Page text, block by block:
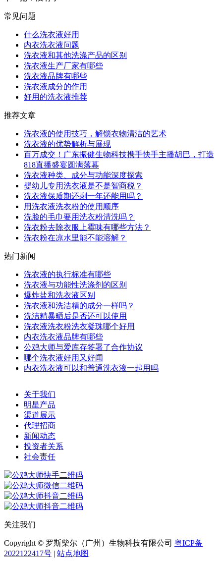
常见问题
什么洗衣液好用
内衣洗衣液问题
洗衣液和其他洗涤产品的区别
洗衣液生产厂家有哪些
洗衣液品牌有哪些
洗衣液成分的作用
好用的洗衣液推荐
推荐文章
洗衣液的使用技巧，解锁衣物清洁的艺术
洗衣液的优势解析与展现
百万成交！广东振健生物科技携手快手主播胡巴，打造
818直播盛宴圆满落幕
洗衣液种类、成分与功能深度探索
婴幼儿专用洗衣液是不是智商税？
洗衣液保质期还剩一年还能用吗？
用洗衣液洗衣粉的使用顺序
洗脸的毛巾要用洗衣粉清洗吗？
洗衣粉去除衣服上霉味有哪些方法？
洗衣粉在凉水里能不能溶解？
热门新闻
洗衣液的执行标准有哪些
洗衣液与功能性洗涤剂的区别
爆炸盐和洗衣液区别
洗衣液和洗洁精的成分一样吗？
洗洁精暴晒后是否还可以使用
洗衣液洗衣粉洗衣凝珠哪个好用
内衣洗衣液品牌有哪些
公鸡大师与爱库存签署了合作协议
哪个洗衣液好用又好闻
内衣洗衣液可以和普通洗衣液一起用吗
关于我们
明星产品
渠道展示
代理招商
新闻动态
投资者关系
社会责任
关注我们
Copyright © 罗斯柴尔（广州）生物科技有限公司 粤ICP备
2022122417号 | 站点地图